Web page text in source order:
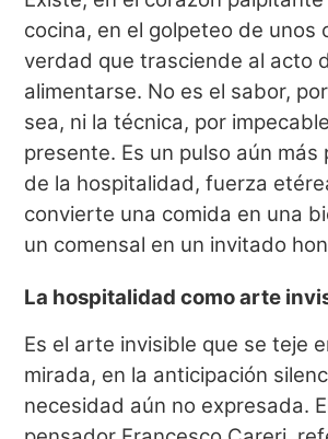
cocina, en el golpeteo de unos
verdad que trasciende al acto
alimentarse. No es el sabor,
sea, ni la técnica, por
presente. Es un pulso aún más
de la hospitalidad, fuerza
convierte una comida en una
un comensal en un invitado
La hospitalidad como arte
Es el arte invisible que se teje
mirada, en la anticipación
necesidad aún no expresada.